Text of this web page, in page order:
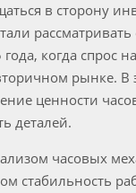
в сторону
когда спрос
рынке. В
ценности
деталей.
часовых
стабильность